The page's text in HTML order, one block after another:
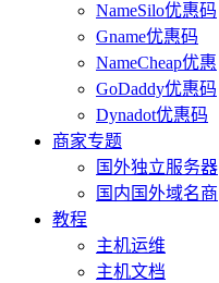
NameSilo优惠码
Gname优惠码
NameCheap优惠
GoDaddy优惠码
Dynadot优惠码
商家专题
国外独立服务器
国内国外域名商
教程
主机运维
主机文档